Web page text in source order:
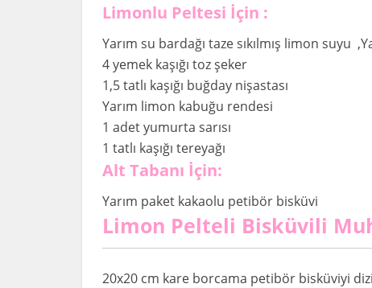
Limonlu Peltesi İçin :
Yarım su bardağı taze sıkılmış limon suyu
4 yemek kaşığı toz şeker
1,5 tatlı kaşığı buğday nişastası
Yarım limon kabuğu rendesi
1 adet yumurta sarısı
1 tatlı kaşığı tereyağı
Alt Tabanı İçin:
Yarım paket kakaolu petibör bisküvi
Limon Pelteli Bisküvili
20x20 cm kare borcama petibör bisküviyi